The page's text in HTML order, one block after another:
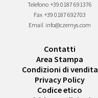
Telefono +39 0187 691376
Fax +39 0187 692703
Email info@czernys.com
Contatti
Area Stampa
Condizioni di vendita
Privacy Policy
Codice etico